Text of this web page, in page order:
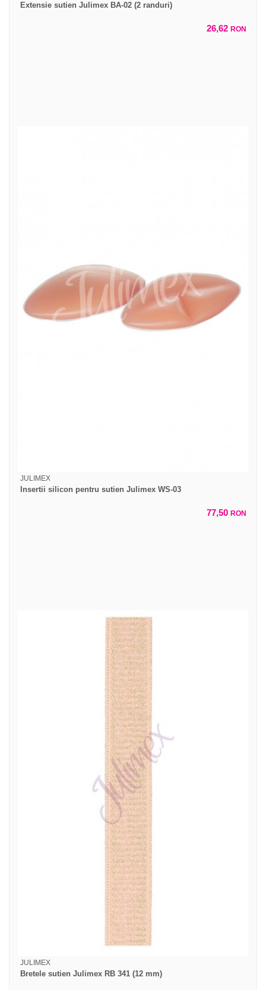
Extensie sutien Julimex BA-02 (2 randuri)
26,62 RON
JULIMEX
Insertii silicon pentru sutien Julimex WS-03
77,50 RON
JULIMEX
Bretele sutien Julimex RB 341 (12 mm)